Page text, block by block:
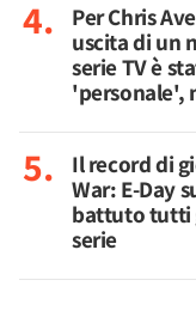
Per Chris
uscita di un
serie TV è
'personale',
Il record di
War: E-Day
battuto tutti
serie